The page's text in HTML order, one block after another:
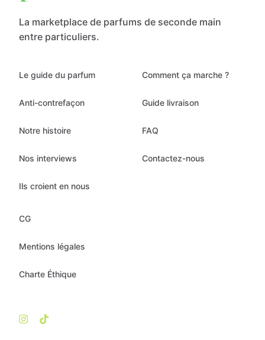
La marketplace de parfums de seconde main
entre particuliers.
Le guide du parfum
Anti-contrefaçon
Notre histoire
Nos interviews
Ils croient en nous
Comment ça marche ?
Guide livraison
FAQ
Contactez-nous
CG
Mentions légales
Charte Éthique